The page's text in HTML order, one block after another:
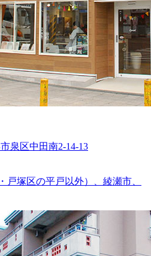
泉区中田南2-14-13
戸塚区の平戸以外）、綾瀬市、